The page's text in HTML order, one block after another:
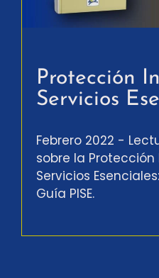
Protección
Servicios
Febrero 2022 -
sobre la
Servicios
Guía PISE.